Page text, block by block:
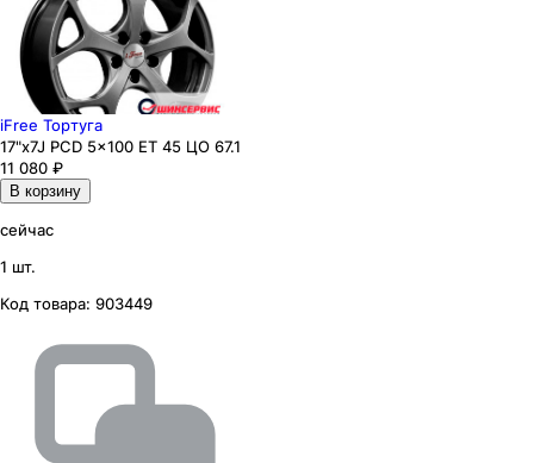
iFree Тортуга
17"x7J PCD 5x100 ЕТ 45 ЦО 67.1
11 080 ₽
В корзину
сейчас
1 шт.
Код товара: 903449